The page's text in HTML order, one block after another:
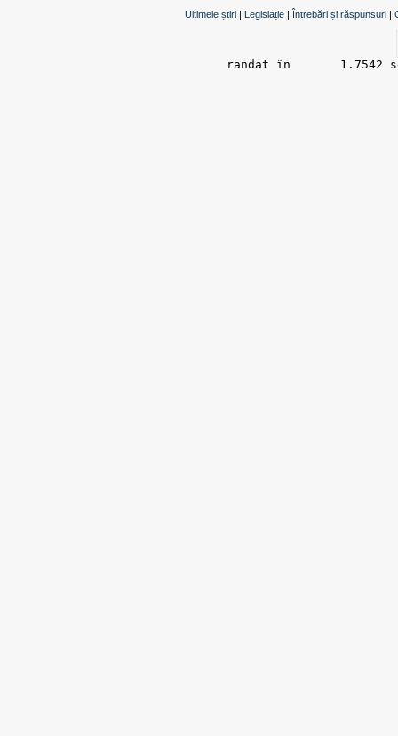
Ultimele știri | Legislație | Întrebări și răspunsuri |
randat în